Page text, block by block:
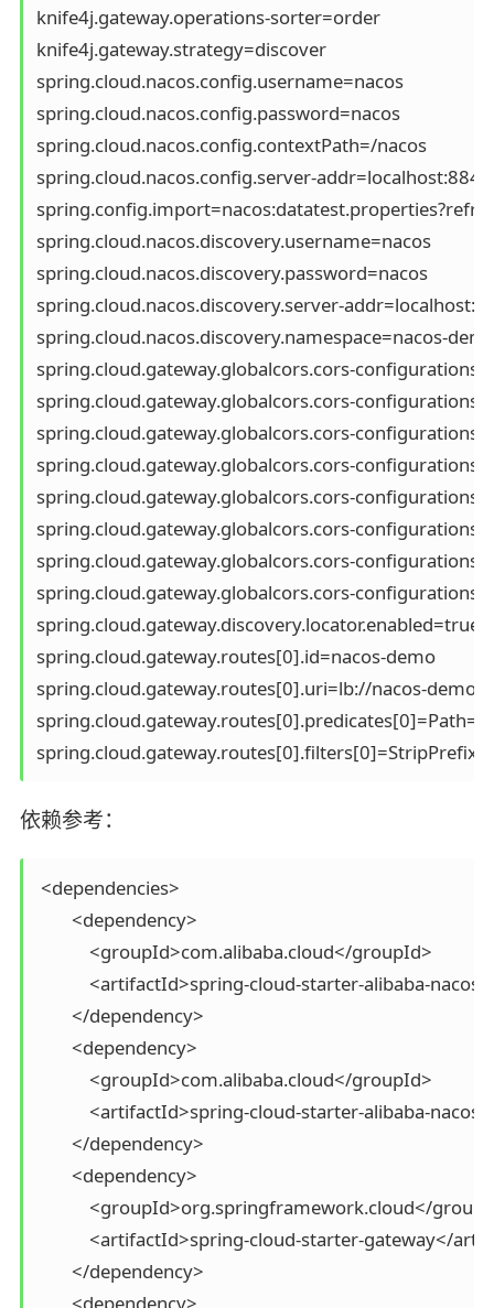
knife4j.gateway.operations-sorter=order
knife4j.gateway.strategy=discover
spring.cloud.nacos.config.username=nacos
spring.cloud.nacos.config.password=nacos
spring.cloud.nacos.config.contextPath=/nacos
spring.cloud.nacos.config.server-addr=localhost:8848
spring.cloud.nacos.discovery.username=nacos
spring.cloud.nacos.discovery.password=nacos
spring.cloud.nacos.discovery.server-
spring.cloud.nacos.discovery.namespace=nacos-
spring.cloud.gateway.globalcors.cors-
spring.cloud.gateway.globalcors.cors-
spring.cloud.gateway.globalcors.cors-
spring.cloud.gateway.globalcors.cors-
spring.cloud.gateway.globalcors.cors-
spring.cloud.gateway.globalcors.cors-
spring.cloud.gateway.globalcors.cors-
spring.cloud.gateway.globalcors.cors-
spring.cloud.gateway.discovery.locator.enabled=true
spring.cloud.gateway.routes[0].id=nacos-demo
spring.cloud.gateway.routes[0].uri=lb://nacos-demo
spring.cloud.gateway.routes[0].predicates[0]=Path=/
依赖参考：
<dependencies>
        <dependency>
            <groupId>com.alibaba.cloud</groupId>
<artifactId>spring-cloud-starter-alibaba-
        </dependency>
        <dependency>
            <groupId>com.alibaba.cloud</groupId>
<artifactId>spring-cloud-starter-alibaba-
        </dependency>
        <dependency>
<groupId>org.springframework.cloud</
<artifactId>spring-cloud-starter-gateway</
        </dependency>